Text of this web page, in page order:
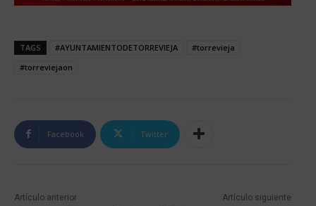
TAGS #AYUNTAMIENTODETORREVIEJA
#torrevieja
#torreviejaon
Facebook Twitter
Artículo anterior Artículo siguiente